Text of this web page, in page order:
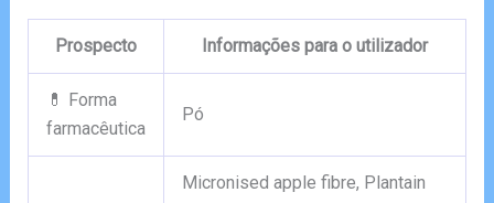
Prospecto Informações para o utilizador
💊 Forma
farmacêutica
Pó
Micronised apple fibre, Plantain